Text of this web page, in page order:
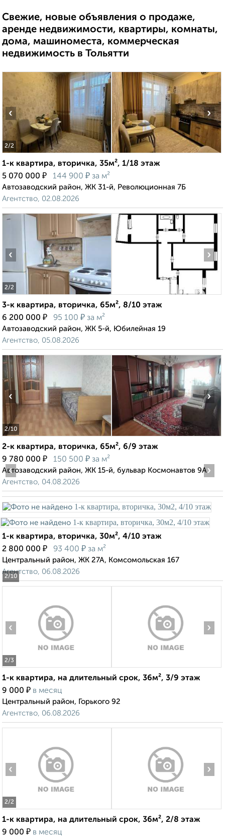
Свежие, новые объявления о продаже,
аренде недвижимости, квартиры, комнаты,
дома, машиноместа, коммерческая
недвижимость в Тольятти
2/2
‹ ›
1-к квартира, вторичка, 35м², 1/18 этаж
5 070 000 ₽ 144 900 ₽ за м²
Автозаводский район, ЖК 31-й, Революционная 7Б
Агентство, 02.08.2026
2/2
‹ ›
3-к квартира, вторичка, 65м², 8/10 этаж
6 200 000 ₽ 95 100 ₽ за м²
Автозаводский район, ЖК 5-й, Юбилейная 19
Агентство, 05.08.2026
2/10
‹ ›
2-к квартира, вторичка, 65м², 6/9 этаж
9 780 000 ₽ 150 500 ₽ за м²
Автозаводский район, ЖК 15-й, бульвар Космонавтов 9А
Агентство, 04.08.2026
2/10
‹ ›
1-к квартира, вторичка, 30м², 4/10 этаж
2 800 000 ₽ 93 400 ₽ за м²
Центральный район, ЖК 27А, Комсомольская 167
Агентство, 06.08.2026
2/3
‹ ›
1-к квартира, на длительный срок, 36м², 3/9 этаж
9 000 ₽ в месяц
Центральный район, Горького 92
Агентство, 06.08.2026
2/2
‹ ›
1-к квартира, на длительный срок, 36м², 2/8 этаж
9 000 ₽ в месяц